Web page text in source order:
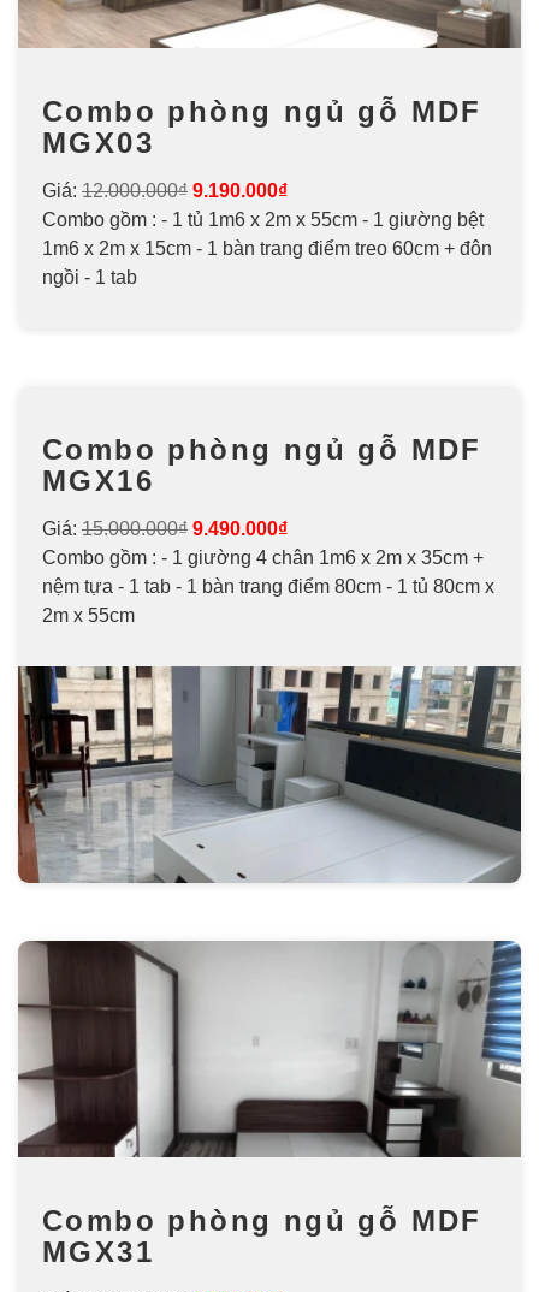
Combo phòng ngủ gỗ MDF
MGX03
Giá: 12.000.000₫ 9.190.000₫
Combo gồm : - 1 tủ 1m6 x 2m x 55cm - 1 giường bệt
1m6 x 2m x 15cm - 1 bàn trang điểm treo 60cm + đôn
ngồi - 1 tab
Combo phòng ngủ gỗ MDF
MGX16
Giá: 15.000.000₫ 9.490.000₫
Combo gồm : - 1 giường 4 chân 1m6 x 2m x 35cm +
nệm tựa - 1 tab - 1 bàn trang điểm 80cm - 1 tủ 80cm x
2m x 55cm
Combo phòng ngủ gỗ MDF
MGX31